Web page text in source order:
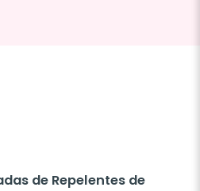
de Repelentes de